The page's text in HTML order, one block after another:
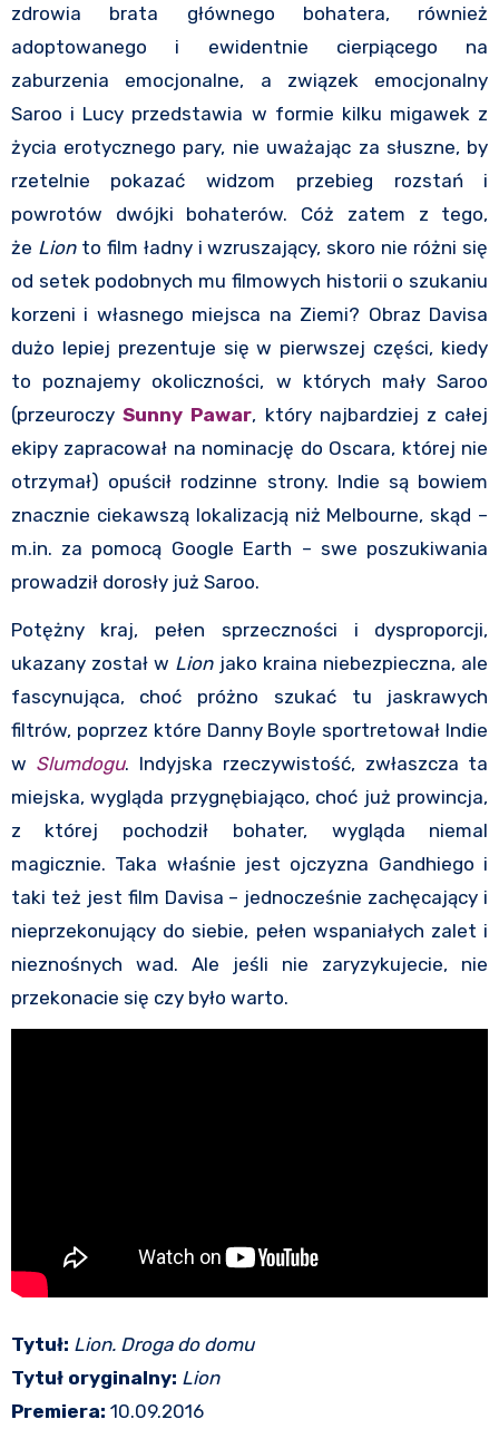
zdrowia brata głównego bohatera, również
adoptowanego i ewidentnie cierpiącego na
zaburzenia emocjonalne, a związek emocjonalny
Saroo i Lucy przedstawia w formie kilku migawek z
życia erotycznego pary, nie uważając za słuszne, by
rzetelnie pokazać widzom przebieg rozstań i
powrotów dwójki bohaterów. Cóż zatem z tego,
że Lion to film ładny i wzruszający, skoro nie różni się
od setek podobnych mu filmowych historii o szukaniu
korzeni i własnego miejsca na Ziemi? Obraz Davisa
dużo lepiej prezentuje się w pierwszej części, kiedy
to poznajemy okoliczności, w których mały Saroo
(przeuroczy Sunny Pawar, który najbardziej z całej
ekipy zapracował na nominację do Oscara, której nie
otrzymał) opuścił rodzinne strony. Indie są bowiem
znacznie ciekawszą lokalizacją niż Melbourne, skąd –
m.in. za pomocą Google Earth – swe poszukiwania
prowadził dorosły już Saroo.
Potężny kraj, pełen sprzeczności i dysproporcji,
ukazany został w Lion jako kraina niebezpieczna, ale
fascynująca, choć próżno szukać tu jaskrawych
filtrów, poprzez które Danny Boyle sportretował Indie
w Slumdogu. Indyjska rzeczywistość, zwłaszcza ta
miejska, wygląda przygnębiająco, choć już prowincja,
z której pochodził bohater, wygląda niemal
magicznie. Taka właśnie jest ojczyzna Gandhiego i
taki też jest film Davisa – jednocześnie zachęcający i
nieprzekonujący do siebie, pełen wspaniałych zalet i
nieznośnych wad. Ale jeśli nie zaryzykujecie, nie
przekonacie się czy było warto.
Tytuł: Lion. Droga do domu
Tytuł oryginalny: Lion
Premiera: 10.09.2016